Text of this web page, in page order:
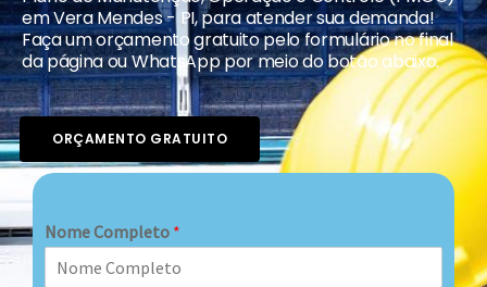
em Vera Mendes - PI, para atender sua demanda!
Faça um orçamento gratuito pelo formulário no final
da página ou WhatsApp por meio do botão abaixo.
ORÇAMENTO GRATUITO
Nome Completo *